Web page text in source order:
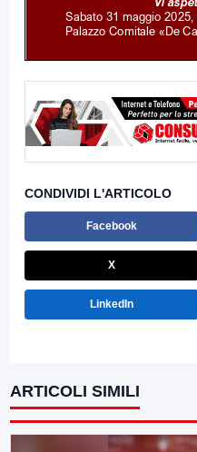
CONDIVIDI L'ARTICOLO
Facebook
X
LinkedIn
ARTICOLI SIMILI